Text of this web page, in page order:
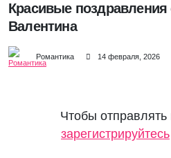
Красивые поздравления
Валентина
Романтика 14 февраля, 2026
Чтобы
зарегистрируйтесь